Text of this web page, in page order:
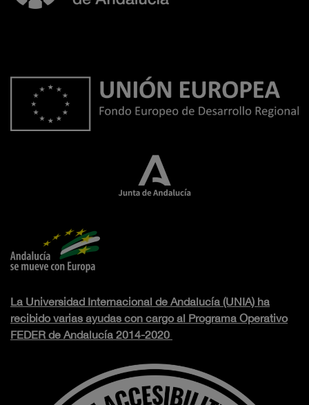
La Universidad Internacional de Andalucía (UNIA) ha
recibido varias ayudas con cargo al Programa Operativo
FEDER de Andalucía 2014-2020